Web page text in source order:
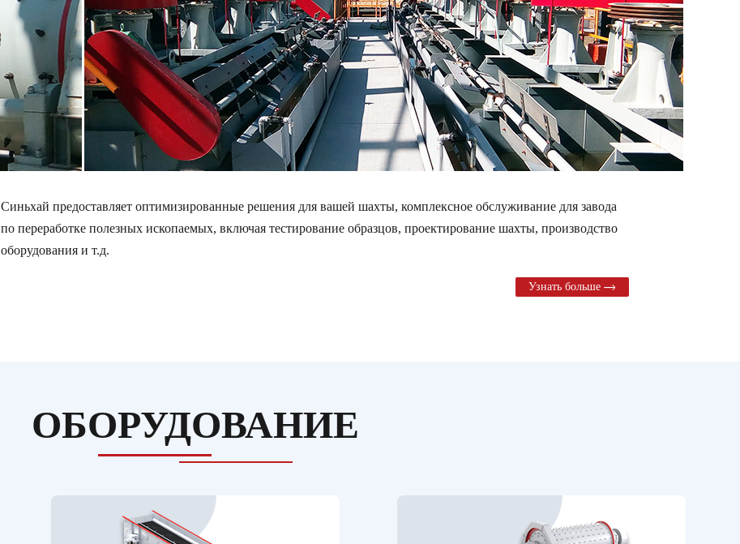
Синьхай предоставляет оптимизированные решения для вашей шахты, комплексное обслуживание для завода
по переработке полезных ископаемых, включая тестирование образцов, проектирование шахты, производство
оборудования и т.д.
Узнать больше
ОБОРУДОВАНИЕ